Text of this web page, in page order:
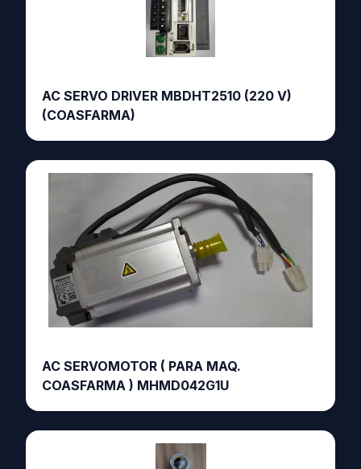
AC SERVO DRIVER MBDHT2510 (220 V)
(COASFARMA)
AC SERVOMOTOR ( PARA MAQ.
COASFARMA ) MHMD042G1U